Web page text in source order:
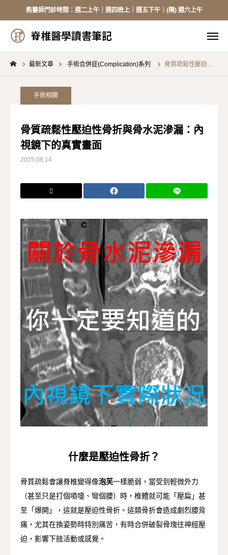
熊醫師門診時間：週二上午｜週四晚上｜週五下午｜(隔) 週六上午
脊椎醫學讀書筆記
最新文章 手術合併症(Complication)系列 骨質疏鬆性壓迫性骨折與骨水泥滲漏：內視鏡下的真實畫面
手術相關
骨質疏鬆性壓迫性骨折與骨水泥滲漏：內
視鏡下的真實畫面
2025.08.14
什麼是壓迫性骨折？
骨質疏鬆會讓脊椎變得像泡芙一樣脆弱，當受到輕微外力
（甚至只是打個噴嚏、彎個腰）時，椎體就可能「壓扁」甚
至「爆開」，這就是壓迫性骨折。這類骨折會造成劇烈腰背
痛，尤其在換姿勢時特別痛苦，有時合併破裂骨塊往神經壓
迫，影響下肢活動或感覺。
脊椎醫學讀書筆記
線上掛號 來電掛號
加入Line
頸椎手術
健保資訊
骨質疏鬆
術後照護
YouTube手術影片